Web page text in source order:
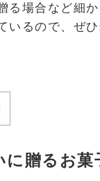
る場合など細
いるので、ぜ
に贈るお菓